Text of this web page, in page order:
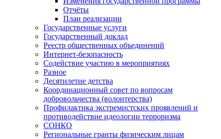
Отчёты
План реализации
Государственные услуги
Государственный доклад
Реестр общественных объединений
Интернет-безопасность
Содействие участию в мероприятиях
Разное
Десятилетие детства
Координационный совет по вопросам
добровольчества (волонтерства)
Профилактика экстремистских проявлений и
противодействие идеологии терроризма
СОНКО
Региональные гранты физическим лицам